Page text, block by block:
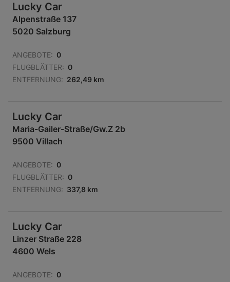
Lucky Car
Alpenstraße 137
5020 Salzburg
ANGEBOTE: 0
FLUGBLÄTTER: 0
ENTFERNUNG: 262,49 km
Lucky Car
Maria-Gailer-Straße/Gw.Z 2b
9500 Villach
ANGEBOTE: 0
FLUGBLÄTTER: 0
ENTFERNUNG: 337,8 km
Lucky Car
Linzer Straße 228
4600 Wels
ANGEBOTE: 0